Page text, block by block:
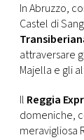
In Abruzzo,
Castel di
attraversare
Majella e gli
Il Reggia
domeniche,
meravigliosa